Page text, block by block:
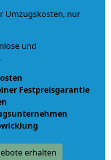
Umzugskosten, nur
und
Festpreisgarantie
erhalten